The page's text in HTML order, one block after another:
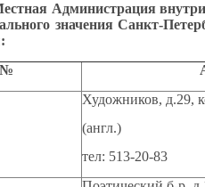
Администрация
значения Санкт-
№
Художников, д.29,
(англ.)
тел: 513-20-83